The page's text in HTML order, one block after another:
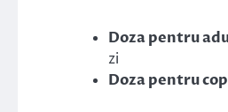
Doza pentru
zi
Doza pentru